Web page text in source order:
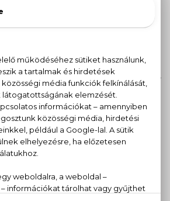
évesen megalapította 3 barátnőjével
első albumuk
sikert arattak. Beyonce 2003-
számára. Ez a siker lehetővé tette,
nem csak egy jól csengő énekesnőé,
felépített márkáé is legyen. 2004-
divatházat alapítottak
mely Beyonce stílusát és ízlését
saját parfümje tervezésébe
több neves illatház
mint Tommy Hilfiger True Star
Diamonds.
2010-ben látott napvilágot.
ezt az izgalmas parfümöt,